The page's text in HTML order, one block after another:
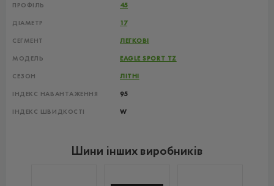
ПРОФІЛЬ 45
ДІАМЕТР 17
СЕГМЕНТ ЛЕГКОВІ
МОДЕЛЬ EAGLE SPORT TZ
СЕЗОН ЛІТНІ
ІНДЕКС НАВАНТАЖЕННЯ 95
ІНДЕКС ШВИДКОСТІ W
Шини інших виробників